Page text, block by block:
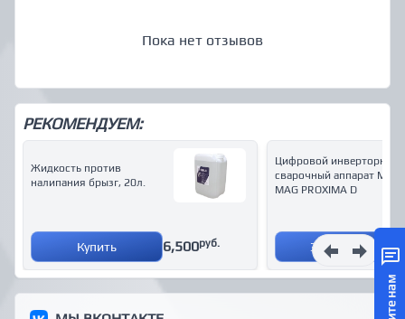
Пока нет отзывов
РЕКОМЕНДУЕМ:
Жидкость против
налипания брызг, 20л.
Купить 6,500руб.
Цифровой инверторный
сварочный аппарат MIG /
MAG PROXIMA D
Запросить